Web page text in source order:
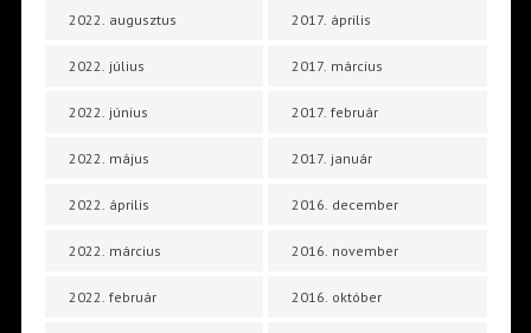
2022. augusztus
2022. július
2022. június
2022. május
2022. április
2022. március
2022. február
2017. április
2017. március
2017. február
2017. január
2016. december
2016. november
2016. október